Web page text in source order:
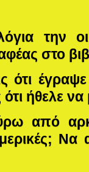
την
στο
ότι
ήθελε
από
Να